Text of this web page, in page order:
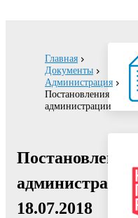
Главная
Документы
Администрация
Постановления
администрации
Постановление
администрации
18.07.2018